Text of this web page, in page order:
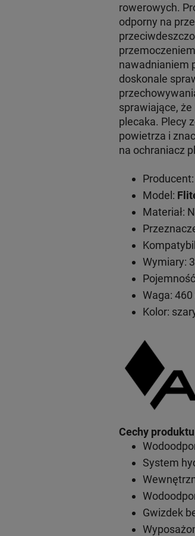
rowerowych.
odporny na
nawadnianiem
doskonale
sprawiające,
plecaka. Plecy
powietrza i
na ochraniacz
Model:
Materiał:
Wymiary:
Waga: 460
Kolor:
Cechy
System
Gwizdek